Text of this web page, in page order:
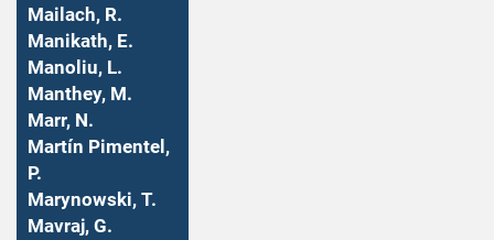
Mailach, R.
Manikath, E.
Manoliu, L.
Manthey, M.
Marr, N.
Martín Pimentel,
P.
Marynowski, T.
Mavraj, G.